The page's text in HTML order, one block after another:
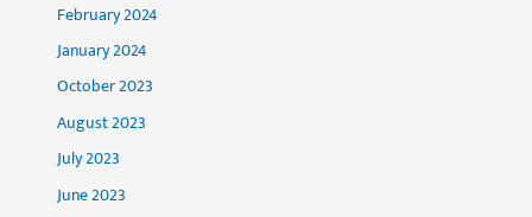
February 2024
January 2024
October 2023
August 2023
July 2023
June 2023